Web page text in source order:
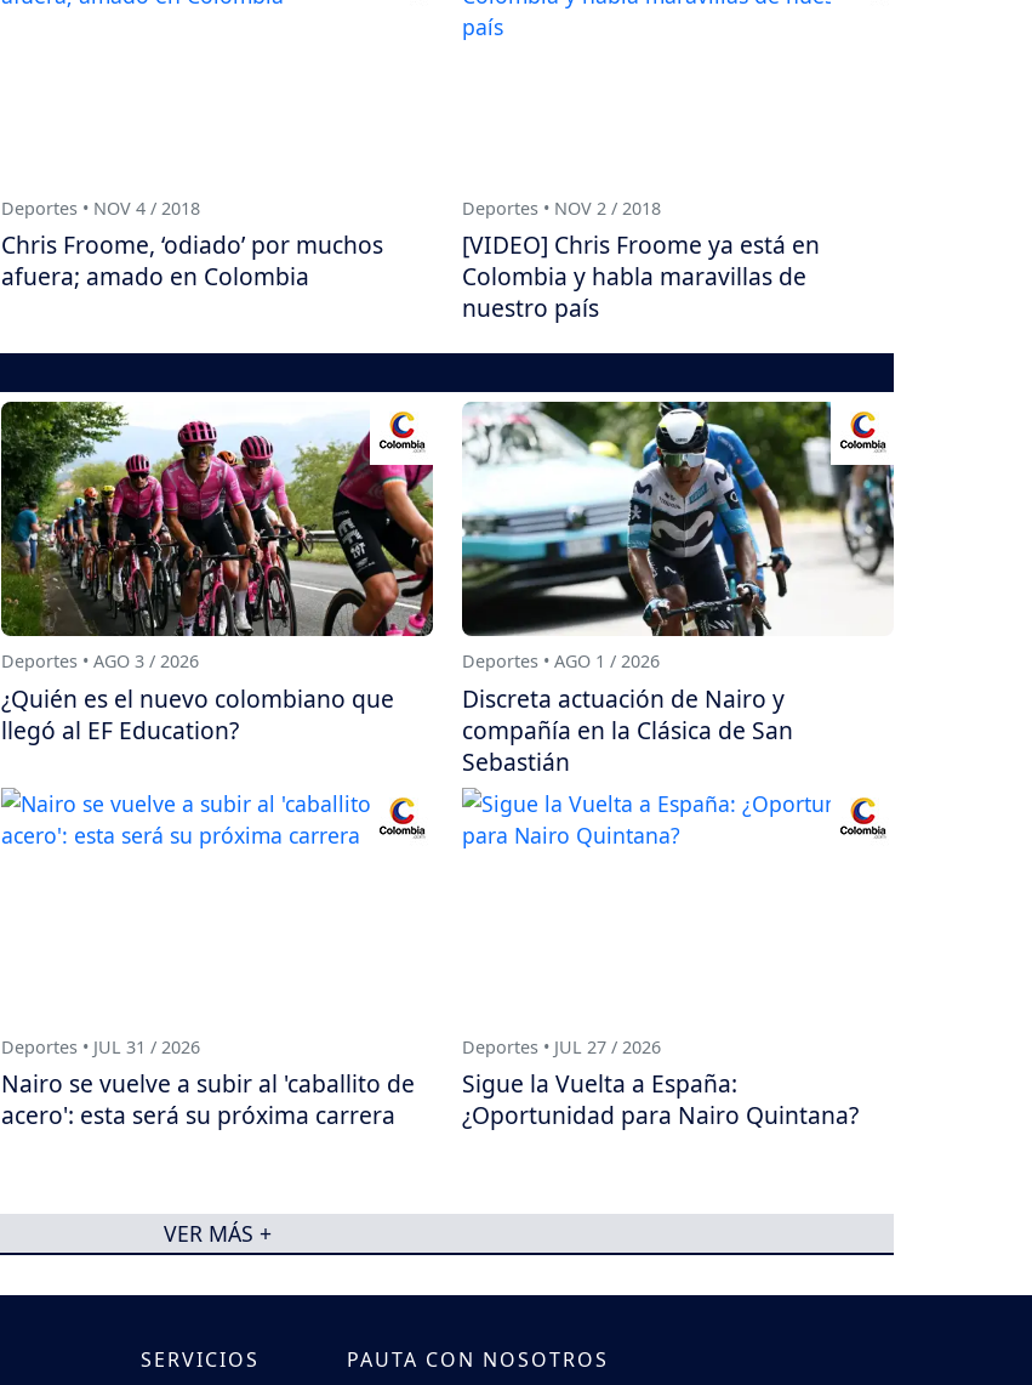
Deportes • NOV 4 / 2018
Chris Froome, ‘odiado’ por muchos
afuera; amado en Colombia
Deportes • NOV 2 / 2018
[VIDEO] Chris Froome ya está en
Colombia y habla maravillas de
nuestro país
Deportes • AGO 3 / 2026
¿Quién es el nuevo colombiano que
llegó al EF Education?
Deportes • AGO 1 / 2026
Discreta actuación de Nairo y
compañía en la Clásica de San
Sebastián
Deportes • JUL 31 / 2026
Nairo se vuelve a subir al 'caballito de
acero': esta será su próxima carrera
Deportes • JUL 27 / 2026
Sigue la Vuelta a España:
¿Oportunidad para Nairo Quintana?
VER MÁS +
SERVICIOS PAUTA CON NOSOTROS